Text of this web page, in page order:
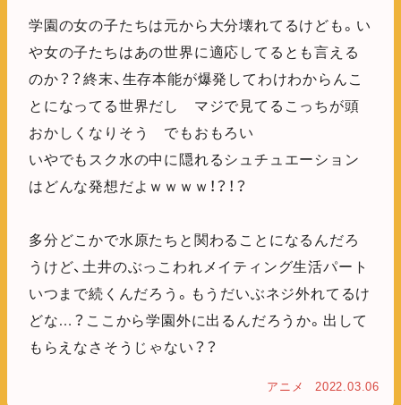
学園の女の子たちは元から大分壊れてるけども。い
や女の子たちはあの世界に適応してるとも言える
のか？？終末、生存本能が爆発してわけわからんこ
とになってる世界だし マジで見てるこっちが頭
おかしくなりそう でもおもろい
いやでもスク水の中に隠れるシュチュエーション
はどんな発想だよｗｗｗｗ！？！？
多分どこかで水原たちと関わることになるんだろ
うけど、土井のぶっこわれメイティング生活パート
いつまで続くんだろう。もうだいぶネジ外れてるけ
どな…？ここから学園外に出るんだろうか。出して
もらえなさそうじゃない？？
アニメ 2022.03.06